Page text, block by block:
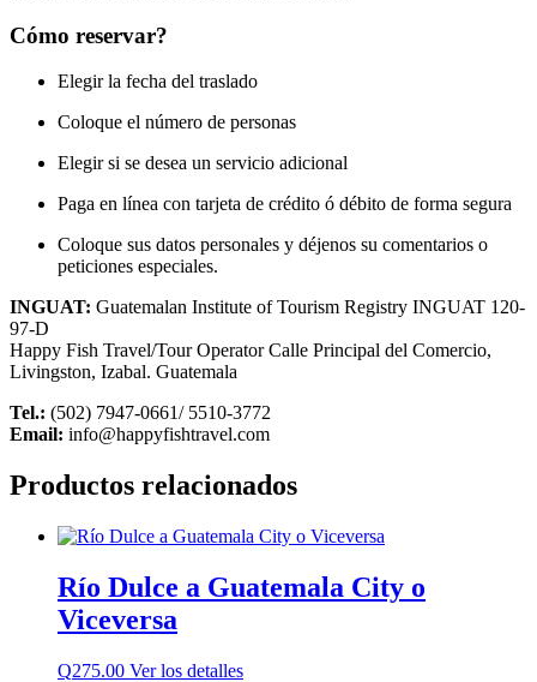
Cómo reservar?
Elegir la fecha del traslado
Coloque el número de personas
Elegir si se desea un servicio adicional
Paga en línea con tarjeta de crédito ó débito de forma segura
Coloque sus datos personales y déjenos su comentarios o
peticiones especiales.
INGUAT: Guatemalan Institute of Tourism Registry INGUAT 120-
97-D
Happy Fish Travel/Tour Operator Calle Principal del Comercio,
Livingston, Izabal. Guatemala
Tel.: (502) 7947-0661/ 5510-3772
Email: info@happyfishtravel.com
Productos relacionados
Río Dulce a Guatemala City o
Viceversa
Q275.00 Ver los detalles